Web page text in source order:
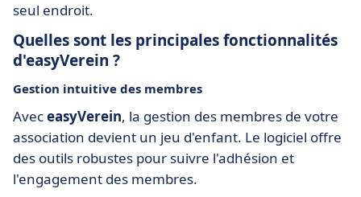
seul endroit.
Quelles sont les principales fonctionnalités
d'easyVerein ?
Gestion intuitive des membres
AveceasyVerein, la gestion des membres de votre
association devient un jeu d'enfant. Le logiciel offre
des outils robustes pour suivre l'adhésion et
l'engagement des membres.